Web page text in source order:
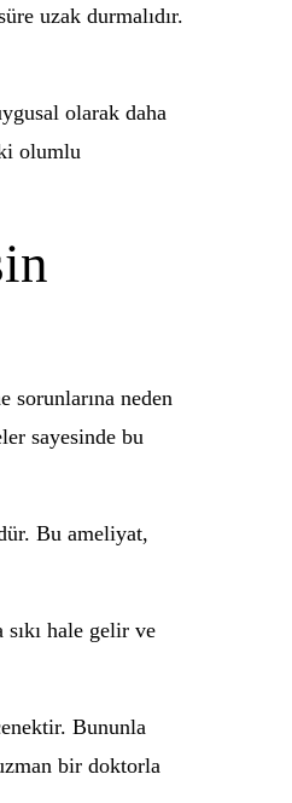
uzak durmalıdır.
olarak daha
olumlu
sorunlarına neden
sayesinde bu
Bu ameliyat,
hale gelir ve
Bununla
bir doktorla